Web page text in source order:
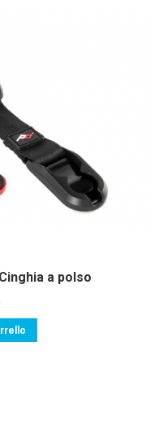
a polso